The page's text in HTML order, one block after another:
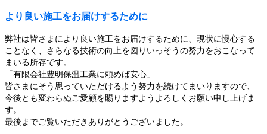
より良い施工をお届けするために
弊社は皆さまにより良い施工をお届けするために、現状に慢心する
ことなく、さらなる技術の向上を図りいっそうの努力をおこなって
まいる所存です。
「有限会社豊明保温工業に頼めば安心」
皆さまにそう思っていただけるよう努力を続けてまいりますので、
今後とも変わらぬご愛顧を賜りますようよろしくお願い申し上げま
す。
最後までご覧いただきありがとうございました。